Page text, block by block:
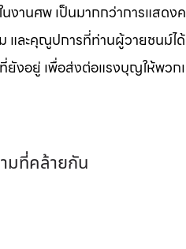
งานศพ เป็นมากกว่าการแสด
และคุณูปการที่ท่านผู้วายชนม์ไ
งอยู่ เพื่อส่งต่อแรงบุญให้พวก
มที่คล้ายกัน